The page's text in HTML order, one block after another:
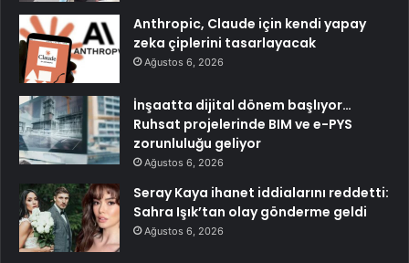
Anthropic, Claude için kendi yapay
zeka çiplerini tasarlayacak
Ağustos 6, 2026
İnşaatta dijital dönem başlıyor…
Ruhsat projelerinde BIM ve e-PYS
zorunluluğu geliyor
Ağustos 6, 2026
Seray Kaya ihanet iddialarını reddetti:
Sahra Işık’tan olay gönderme geldi
Ağustos 6, 2026